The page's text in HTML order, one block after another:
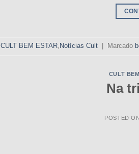
CULT BEM ESTAR, Notícias Cult Marcado
CULT
Na
POSTED ON